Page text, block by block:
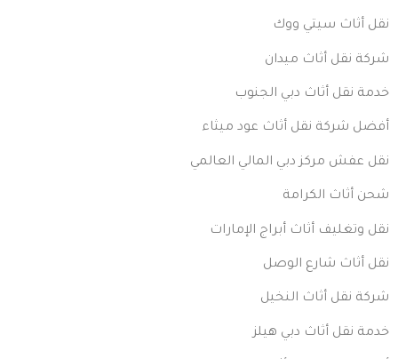
نقل أثاث سيتي ووك
شركة نقل أثاث ميدان
خدمة نقل أثاث دبي الجنوب
أفضل شركة نقل أثاث عود ميثاء
نقل عفش مركز دبي المالي العالمي
شحن أثاث الكرامة
نقل وتغليف أثاث أبراج الإمارات
نقل أثاث شارع الوصل
شركة نقل أثاث النخيل
خدمة نقل أثاث دبي هيلز